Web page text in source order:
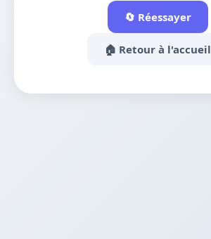
🔄 Réessayer
🏠 Retour à l'accueil